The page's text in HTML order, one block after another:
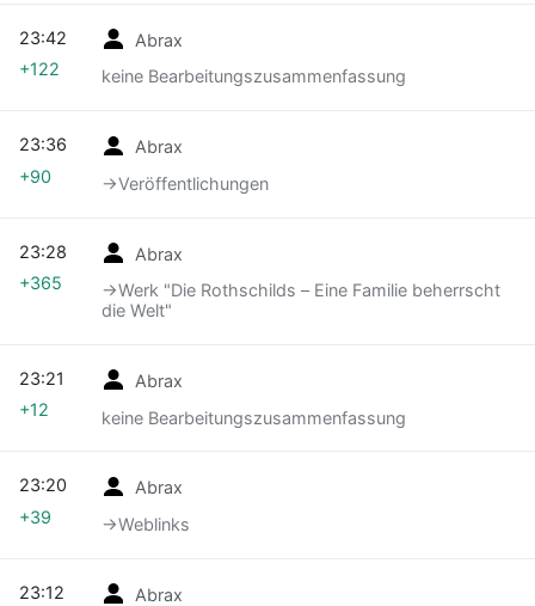
Abrax
keine Bearbeitungszusammenfassung
23:42
+122
Abrax
→‎Veröffentlichungen
23:36
+90
Abrax
→‎Werk "Die Rothschilds – Eine Familie beherrscht
die Welt"
23:28
+365
Abrax
keine Bearbeitungszusammenfassung
23:21
+12
Abrax
→‎Weblinks
23:20
+39
Abrax
23:12